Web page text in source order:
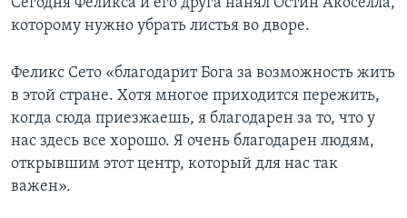
которому нужно убрать листья во дворе.
Феликс Сето «благодарит Бога за возможность жить
в этой стране. Хотя многое приходится пережить,
когда сюда приезжаешь, я благодарен за то, что у
нас здесь все хорошо. Я очень благодарен людям,
открывшим этот центр, который для нас так
важен».